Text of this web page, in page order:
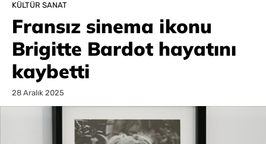
KÜLTÜR SANAT
Fransız sinema ikonu
Brigitte Bardot hayatını
kaybetti
28 Aralık 2025